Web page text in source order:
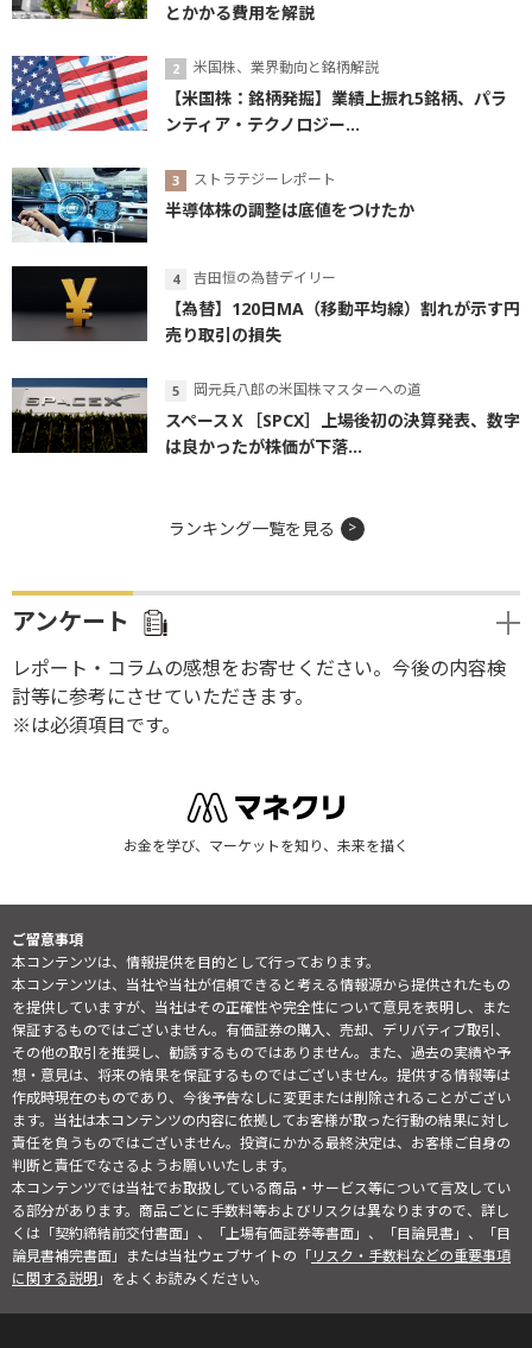
とかかる費用を解説
米国株、業界動向と銘柄解説
【米国株：銘柄発掘】業績上振れ5銘柄、パラ
ンティア・テクノロジー...
ストラテジーレポート
半導体株の調整は底値をつけたか
吉田恒の為替デイリー
【為替】120日MA（移動平均線）割れが示す円
売り取引の損失
岡元兵八郎の米国株マスターへの道
スペースＸ［SPCX］上場後初の決算発表、数字
は良かったが株価が下落...
ランキング一覧を見る
アンケート
レポート・コラムの感想をお寄せください。今後の内容検
討等に参考にさせていただきます。
※は必須項目です。
お金を学び、マーケットを知り、未来を描く
ご留意事項
本コンテンツは、情報提供を目的として行っております。
本コンテンツは、当社や当社が信頼できると考える情報源から提供されたもの
を提供していますが、当社はその正確性や完全性について意見を表明し、また
保証するものではございません。有価証券の購入、売却、デリバティブ取引、
その他の取引を推奨し、勧誘するものではありません。また、過去の実績や予
想・意見は、将来の結果を保証するものではございません。提供する情報等は
作成時現在のものであり、今後予告なしに変更または削除されることがござい
ます。当社は本コンテンツの内容に依拠してお客様が取った行動の結果に対し
責任を負うものではございません。投資にかかる最終決定は、お客様ご自身の
判断と責任でなさるようお願いいたします。
本コンテンツでは当社でお取扱している商品・サービス等について言及してい
る部分があります。商品ごとに手数料等およびリスクは異なりますので、詳し
くは「契約締結前交付書面」、「上場有価証券等書面」、「目論見書」、「目
論見書補完書面」または当社ウェブサイトの「リスク・手数料などの重要事項
に関する説明」をよくお読みください。